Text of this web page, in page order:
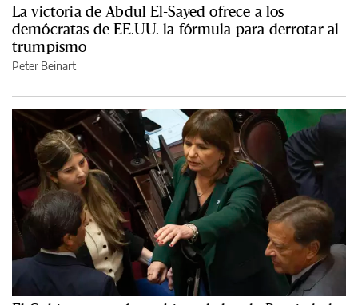
La victoria de Abdul El-Sayed ofrece a los
demócratas de EE.UU. la fórmula para derrotar al
trumpismo
Peter Beinart